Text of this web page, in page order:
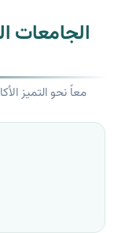
الجامعات
معاً نحو التميز